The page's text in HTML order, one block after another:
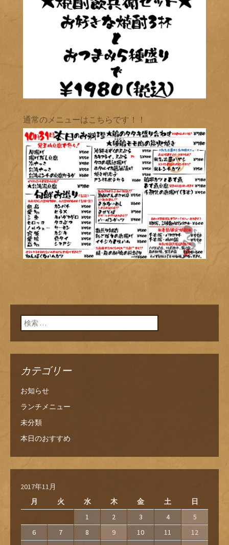
通常のメニューはこちらです！！
検索:
カテゴリー
お知らせ
ランチメニュー
未分類
本日のおすすめ
2017年11月
月
火 水 木 金 土
日
1
2 3 4
5
6
7 8 9 10 11
12